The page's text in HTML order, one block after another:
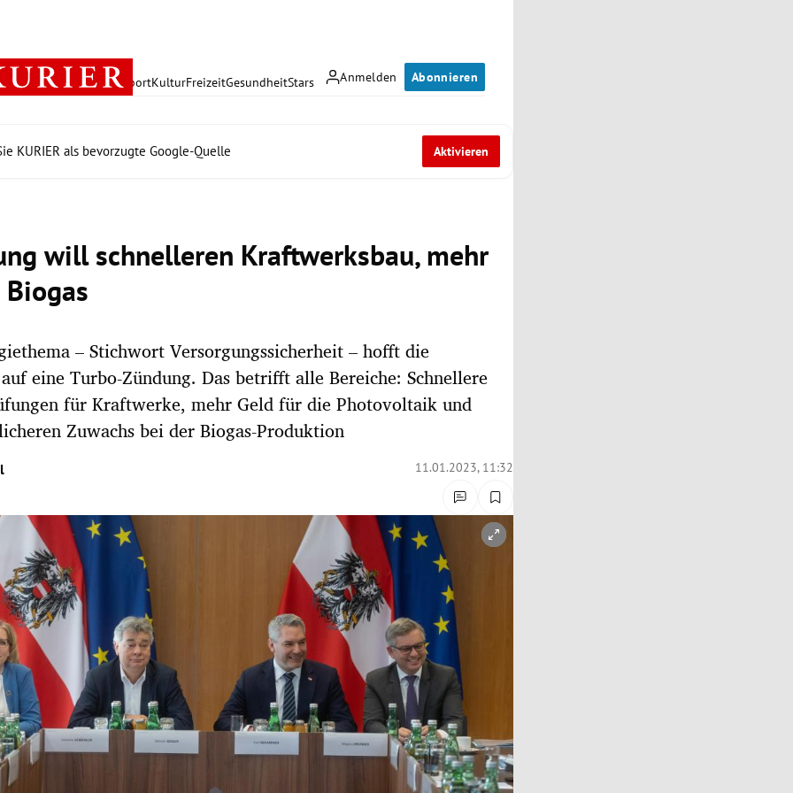
Anmelden Abonnieren
PolitikWirtschaft SportKulturFreizeitGesundheitStars
KURIER als bevorzugte Google-Quelle Aktivieren
will schnelleren Kraftwerksbau, mehr
Biogas
– Stichwort Versorgungssicherheit – hofft die
eine Turbo-Zündung. Das betrifft alle Bereiche: Schnellere
für Kraftwerke, mehr Geld für die Photovoltaik und
Zuwachs bei der Biogas-Produktion
11.01.2023, 11:32
öffnen/schließen